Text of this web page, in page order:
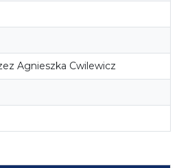
Agnieszka Cwilewicz